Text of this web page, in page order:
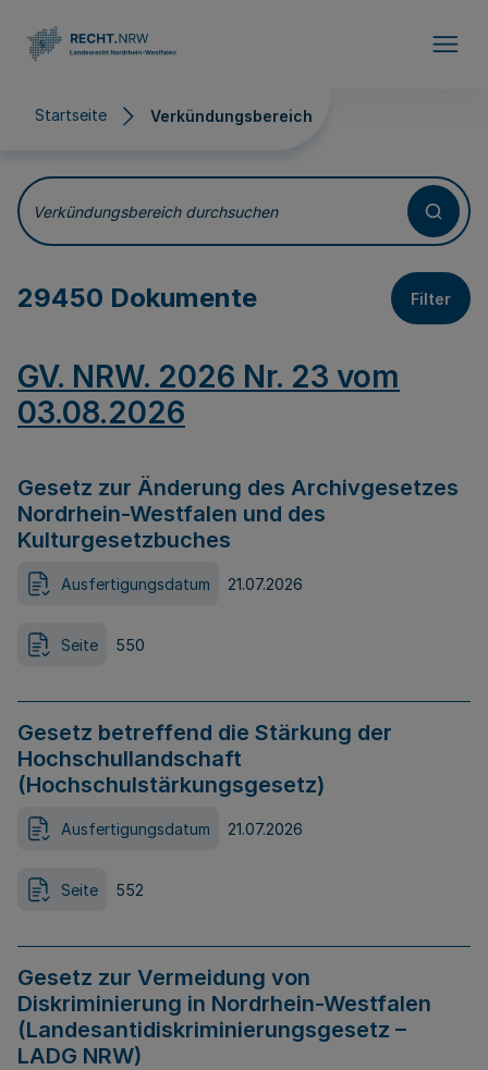
Startseite Verkündungsbereich
Verkündungsbereich
Verkündungsbereich durchsuchen
29450 Dokumente Filter
GV. NRW. 2026 Nr. 23 vom
03.08.2026
Gesetz zur Änderung des Archivgesetzes
Nordrhein-Westfalen und des
Kulturgesetzbuches
Ausfertigungsdatum 21.07.2026
Seite 550
Gesetz betreffend die Stärkung der
Hochschullandschaft
(Hochschulstärkungsgesetz)
Ausfertigungsdatum 21.07.2026
Seite 552
Gesetz zur Vermeidung von
Diskriminierung in Nordrhein-Westfalen
(Landesantidiskriminierungsgesetz –
LADG NRW)